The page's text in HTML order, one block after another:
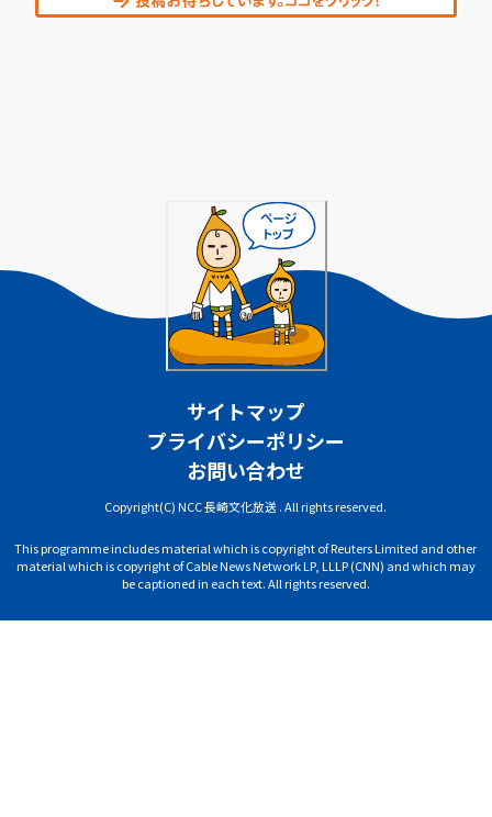
サイトマップ
プライバシーポリシー
お問い合わせ
Copyright(C) NCC 長崎文化放送 . All rights reserved.
This programme includes material which is copyright of Reuters Limited and other
material which is copyright of Cable News Network LP, LLLP (CNN) and which may
be captioned in each text. All rights reserved.